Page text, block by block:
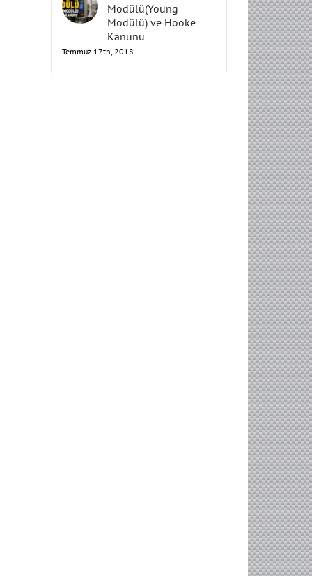
Elastisite
Modülü(Young
Modülü) ve Hooke